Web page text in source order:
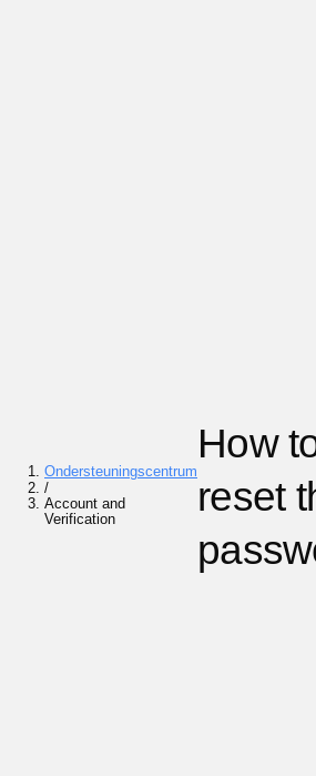
Ondersteuningscentrum
/
Account and
Verification
How
reset